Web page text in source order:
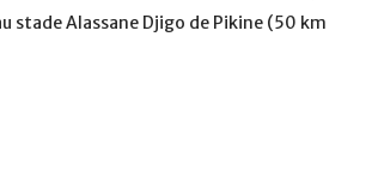
stade Alassane Djigo de Pikine (50 km